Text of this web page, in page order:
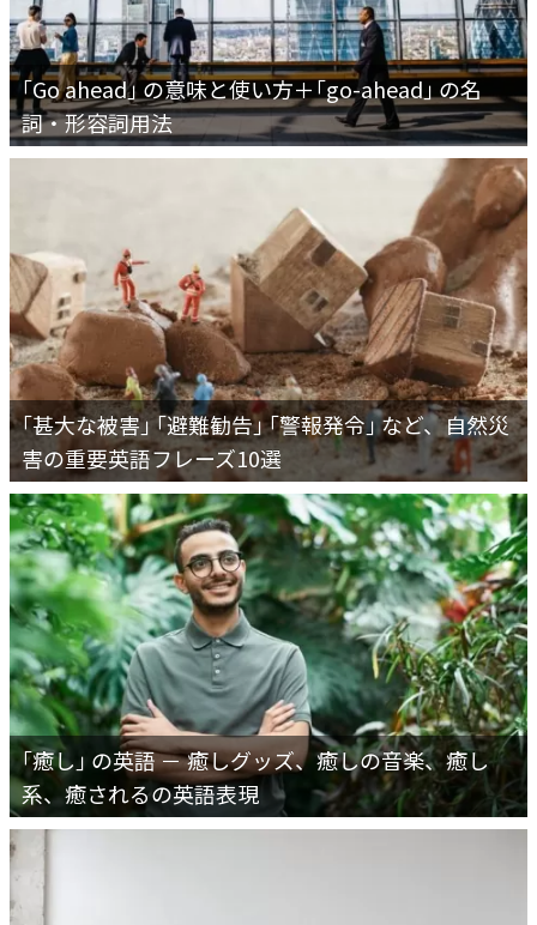
｢Go ahead｣ の意味と使い方＋｢go-ahead｣ の名
詞・形容詞用法
｢甚大な被害｣ ｢避難勧告｣ ｢警報発令｣ など、自然災
害の重要英語フレーズ10選
｢癒し｣ の英語 － 癒しグッズ、癒しの音楽、癒し
系、癒されるの英語表現